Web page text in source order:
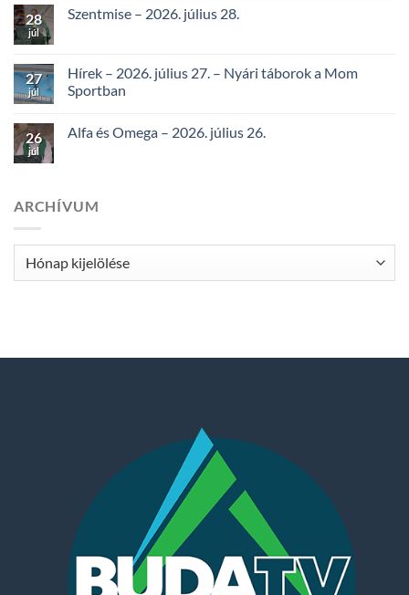
28
júl
Szentmise – 2026. július 28.
27
júl
Hírek – 2026. július 27. – Nyári táborok a Mom
Sportban
26
júl
Alfa és Omega – 2026. július 26.
ARCHÍVUM
Archívum